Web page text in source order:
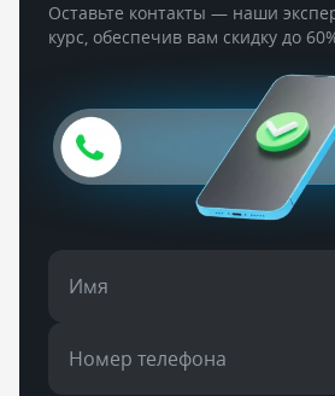
Оставьте контакты — наши
курс, обеспечив вам скидку до
Имя
Номер телефона